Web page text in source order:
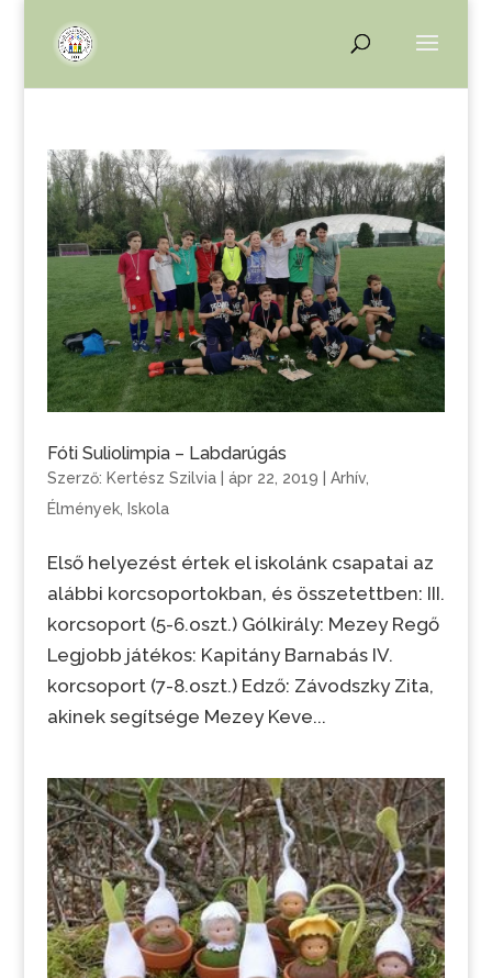
Fóti Suliolimpia – Labdarúgás
Szerző: Kertész Szilvia| ápr 22, 2019 Arhív,
Élmények, Iskola
Első helyezést értek el iskolánk csapatai az
alábbi korcsoportokban, és összetettben: III.
korcsoport (5-6.oszt.) Gólkirály: Mezey Regő
Legjobb játékos: Kapitány Barnabás IV.
korcsoport (7-8.oszt.) Edző: Závodszky Zita,
akinek segítsége Mezey Keve...